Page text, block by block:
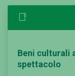
Beni culturali
spettacolo